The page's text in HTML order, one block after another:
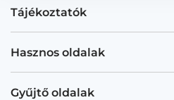
Tájékoztatók
Hasznos oldalak
Gyűjtő oldalak